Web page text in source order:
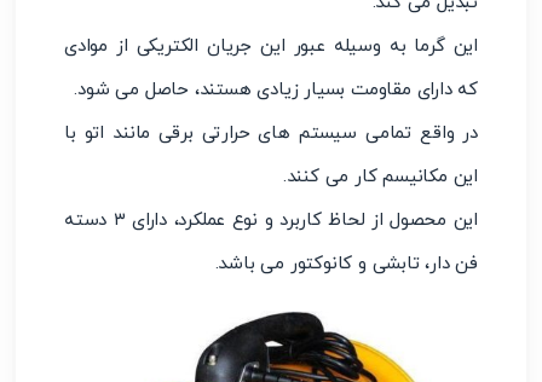
این گرما به وسیله عبور این جریان الکتریکی از موادی
که دارای مقاومت بسیار زیادی هستند، حاصل می شود.
در واقع تمامی سیستم های حرارتی برقی مانند اتو با
این مکانیسم کار می کنند.
این محصول از لحاظ کاربرد و نوع عملکرد، دارای ۳ دسته
فن دار، تابشی و کانوکتور می باشد.